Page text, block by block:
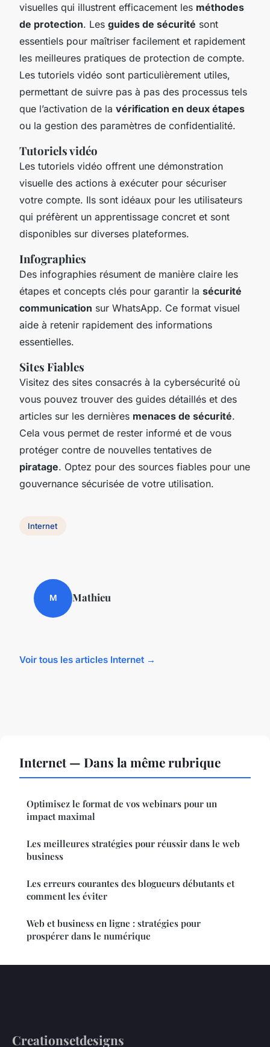
visuelles qui illustrent efficacement les méthodes
de protection. Les guides de sécurité sont
essentiels pour maîtriser facilement et rapidement
les meilleures pratiques de protection de compte.
Les tutoriels vidéo sont particulièrement utiles,
permettant de suivre pas à pas des processus tels
que l’activation de la vérification en deux étapes
ou la gestion des paramètres de confidentialité.
Tutoriels vidéo
Les tutoriels vidéo offrent une démonstration
visuelle des actions à exécuter pour sécuriser
votre compte. Ils sont idéaux pour les utilisateurs
qui préfèrent un apprentissage concret et sont
disponibles sur diverses plateformes.
Infographies
Des infographies résument de manière claire les
étapes et concepts clés pour garantir la sécurité
communication sur WhatsApp. Ce format visuel
aide à retenir rapidement des informations
essentielles.
Sites Fiables
Visitez des sites consacrés à la cybersécurité où
vous pouvez trouver des guides détaillés et des
articles sur les dernières menaces de sécurité.
Cela vous permet de rester informé et de vous
protéger contre de nouvelles tentatives de
piratage. Optez pour des sources fiables pour une
gouvernance sécurisée de votre utilisation.
Internet
M Mathieu
Voir tous les articles Internet →
Internet — Dans la même rubrique
Optimisez le format de vos webinars pour un
impact maximal
Les meilleures stratégies pour réussir dans le web
business
Les erreurs courantes des blogueurs débutants et
comment les éviter
Web et business en ligne : stratégies pour
prospérer dans le numérique
Creationsetdesigns